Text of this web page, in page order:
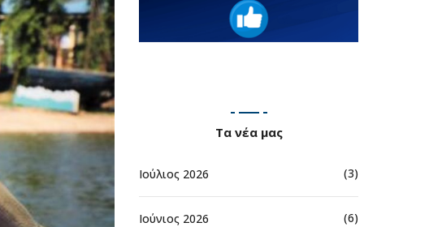
Τα νέα μας
Ιούλιος 2026 (3)
Ιούνιος 2026 (6)